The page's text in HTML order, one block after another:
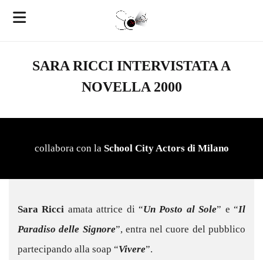
SARA RICCI INTERVISTATA A
NOVELLA 2000
collabora con la School City Actors di Milano
Sara Ricci amata attrice di “Un Posto al Sole” e “Il
Paradiso delle Signore”, entra nel cuore del pubblico
partecipando alla soap “Vivere”.